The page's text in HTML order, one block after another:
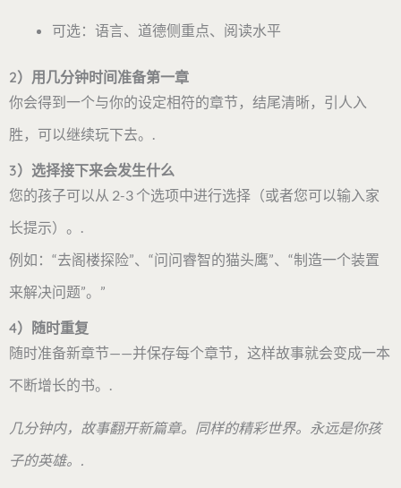
可选：语言、道德侧重点、阅读水平
2）用几分钟时间准备第一章
你会得到一个与你的设定相符的章节，结尾清晰，引人入
胜，可以继续玩下去。.
3）选择接下来会发生什么
您的孩子可以从 2-3 个选项中进行选择（或者您可以输入家
长提示）。.
例如：“去阁楼探险”、“问问睿智的猫头鹰”、“制造一个装置
来解决问题”。”
4）随时重复
随时准备新章节——并保存每个章节，这样故事就会变成一本
不断增长的书。.
几分钟内，故事翻开新篇章。同样的精彩世界。永远是你孩
子的英雄。.